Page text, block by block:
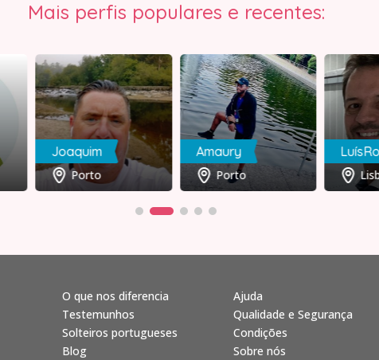
Mais perfis populares e recentes:
Joaquim
Porto
Amaury
Porto
O que nos diferencia
Testemunhos
Solteiros portugueses
Blog
Ajuda
Qualidade e Segurança
Condições
Sobre nós